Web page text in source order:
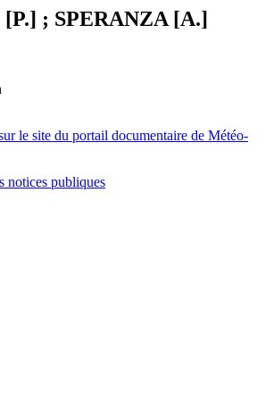
; SPERANZA [A.]
le site du portail documentaire de Météo-
notices publiques